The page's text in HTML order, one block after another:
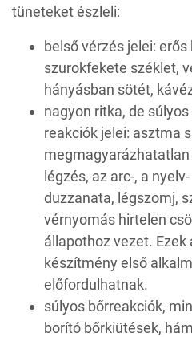
tüneteket észleli:
belső vérzés jelei:
szurokfekete széklet,
hányásban sötét,
nagyon ritka, de
reakciók jelei: asztma
légzés, az arc-, a
duzzanata, légszomj,
vérnyomás hirtelen
állapothoz vezet. Ezek
készítmény első
előfordulhatnak.
súlyos bőrreakciók,
borító bőrkiütések,